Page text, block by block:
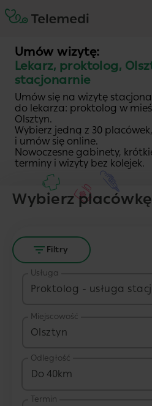
Umów wizytę:
Lekarz, proktolog,
stacjonarnie
Umów się na wizytę
do lekarza: proktolog w
Olsztyn.
Wybierz jedną z 30
i umów się online.
Nowoczesne gabinety,
terminy i wizyty bez kolejek.
Wybierz
Filtry
Usługa
Proktolog - usługa
Miejscowość
Olsztyn
Odległość
Do 40km
Termin